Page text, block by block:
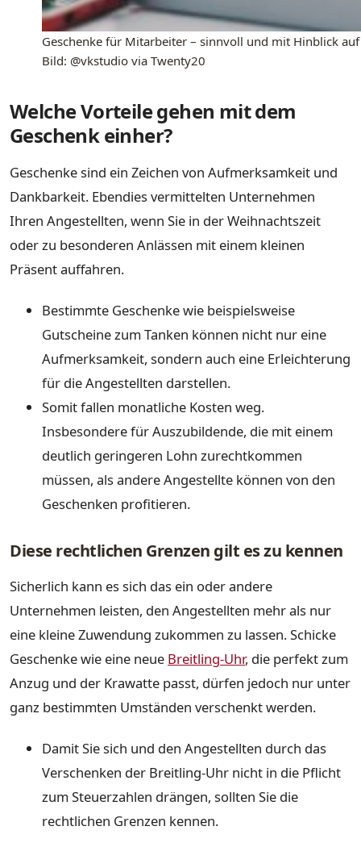
Geschenke für Mitarbeiter – sinnvoll und mit Hinblick
Bild: @vkstudio via Twenty20
Welche Vorteile gehen mit dem
Geschenk einher?
Geschenke sind ein Zeichen von Aufmerksamkeit und
Dankbarkeit. Ebendies vermittelten Unternehmen
Ihren Angestellten, wenn Sie in der Weihnachtszeit
oder zu besonderen Anlässen mit einem kleinen
Präsent auffahren.
Bestimmte Geschenke wie beispielsweise
Gutscheine zum Tanken können nicht nur eine
Aufmerksamkeit, sondern auch eine Erleichterung
für die Angestellten darstellen.
Somit fallen monatliche Kosten weg.
Insbesondere für Auszubildende, die mit einem
deutlich geringeren Lohn zurechtkommen
müssen, als andere Angestellte können von den
Geschenken profitieren.
Diese rechtlichen Grenzen gilt es zu kennen
Sicherlich kann es sich das ein oder andere
Unternehmen leisten, den Angestellten mehr als nur
eine kleine Zuwendung zukommen zu lassen. Schicke
Geschenke wie eine neue Breitling-Uhr, die perfekt zum
Anzug und der Krawatte passt, dürfen jedoch nur unter
ganz bestimmten Umständen verschenkt werden.
Damit Sie sich und den Angestellten durch das
Verschenken der Breitling-Uhr nicht in die Pflicht
zum Steuerzahlen drängen, sollten Sie die
rechtlichen Grenzen kennen.